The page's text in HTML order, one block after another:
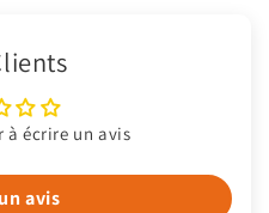
à écrire un avis
avis